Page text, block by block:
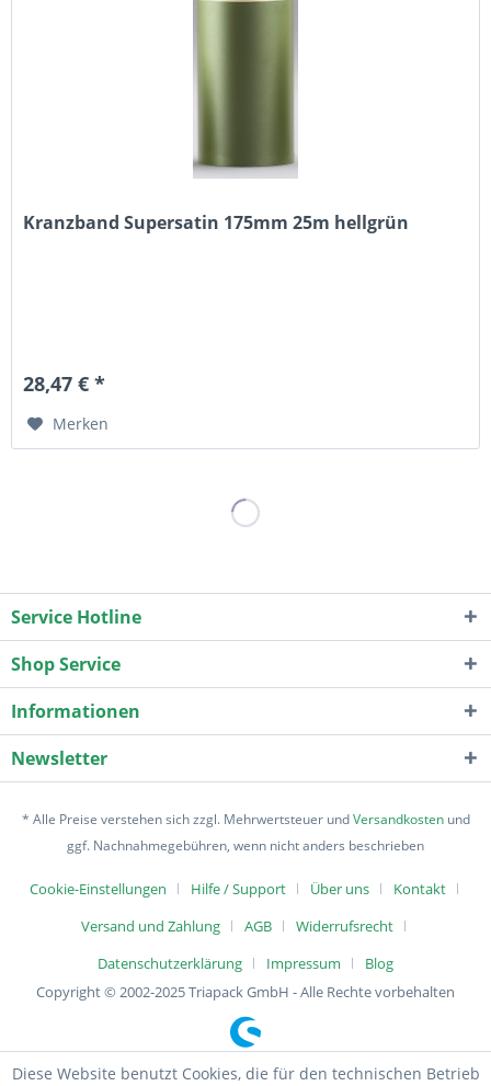
Kranzband Supersatin 175mm 25m hellgrün
28,47 € *
Merken
Service Hotline
Shop Service
Informationen
Newsletter
* Alle Preise verstehen sich zzgl. Mehrwertsteuer undVersandkostenund
ggf. Nachnahmegebühren, wenn nicht anders beschrieben
Cookie-Einstellungen Hilfe / Support Über uns
Kontakt
Versand und Zahlung
AGB
Widerrufsrecht
Datenschutzerklärung
Impressum
Blog
Copyright © 2002-2025 Triapack GmbH - Alle Rechte vorbehalten
Diese Website benutzt Cookies, die für den technischen Betrieb